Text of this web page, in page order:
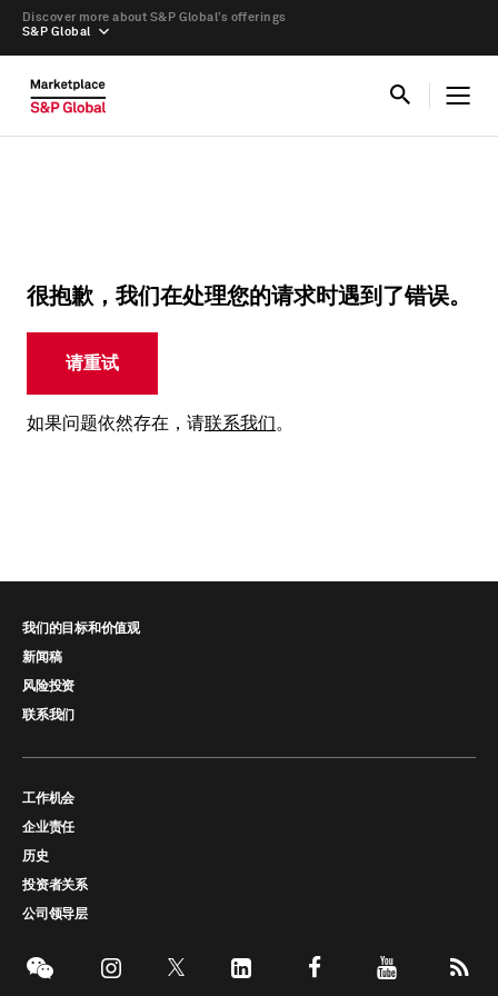
S&P Global
Discover more about S&P Global’s offerings
很抱歉，我们在处理您的请求时遇到了错误。
请重试
如果问题依然存在，请联系我们。
我们的目标和价值观
新闻稿
风险投资
联系我们
工作机会
企业责任
历史
投资者关系
公司领导层